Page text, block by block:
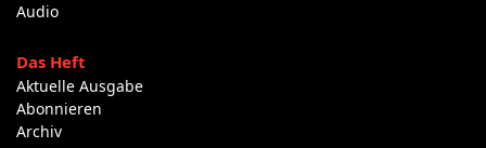
Audio
Das Heft
Aktuelle Ausgabe
Abonnieren
Archiv